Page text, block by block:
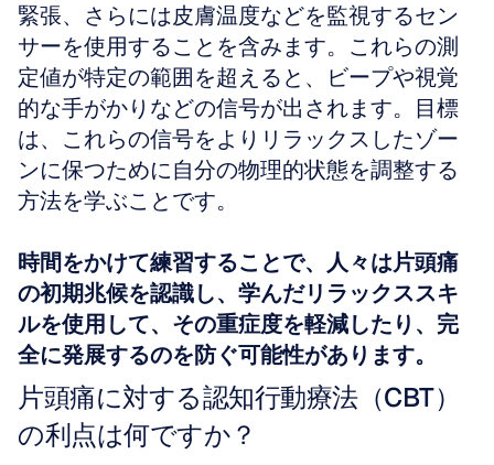
緊張、さらには皮膚温度などを監視するセン
サーを使用することを含みます。これらの測
定値が特定の範囲を超えると、ビープや視覚
的な手がかりなどの信号が出されます。目標
は、これらの信号をよりリラックスしたゾー
ンに保つために自分の物理的状態を調整する
方法を学ぶことです。
時間をかけて練習することで、人々は片頭痛
の初期兆候を認識し、学んだリラックススキ
ルを使用して、その重症度を軽減したり、完
全に発展するのを防ぐ可能性があります。
片頭痛に対する認知行動療法（CBT）
の利点は何ですか？